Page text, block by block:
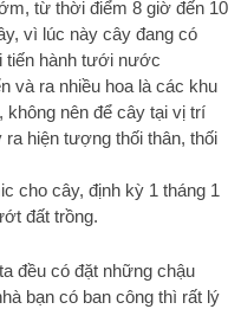
từ thời điểm 8 giờ đến 10
vì lúc này cây đang có
tiến hành tưới nước
và ra nhiều hoa là các khu
nên để cây tại vị trí
hiện tượng thối thân, thối
cho cây, định kỳ 1 tháng 1
đất trồng.
đều có đặt những chậu
bạn có ban công thì rất lý